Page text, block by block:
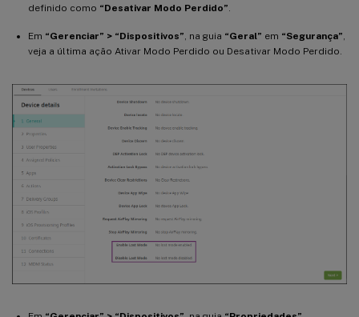
definido como “Desativar Modo Perdido”.
Em “Gerenciar” > “Dispositivos”, na guia “Geral” em “Segurança”,
veja a última ação Ativar Modo Perdido ou Desativar Modo Perdido.